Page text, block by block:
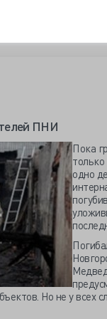
ПНИ
Пока
одно
Но не у всех